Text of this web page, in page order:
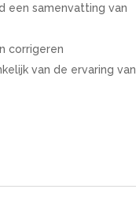
een samenvatting van
corrigeren
van de ervaring van